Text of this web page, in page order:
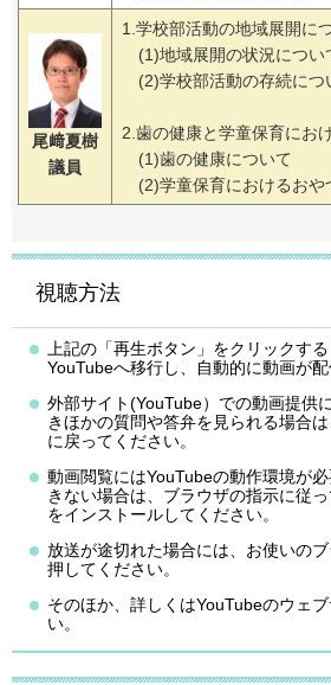
尾﨑夏樹
議員
1.学校部活動の地域展開に
(1)地域展開の状況につい
(2)学校部活動の存続につ
2.歯の健康と学童保育にお
(1)歯の健康について
(2)学童保育におけるおや
視聴方法
上記の「再生ボタン」をクリックす
YouTubeへ移行し、自動的に動画が配
外部サイト(YouTube）での動画提供
きほかの質問や答弁を見られる場合
に戻ってください。
動画閲覧にはYouTubeの動作環境が
きない場合は、ブラウザの指示に従
をインストールしてください。
放送が途切れた場合には、お使いの
押してください。
そのほか、詳しくはYouTubeのウェ
い。